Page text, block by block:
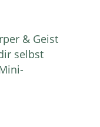
& Geist
selbst